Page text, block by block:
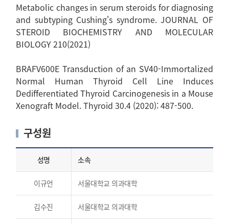
Metabolic changes in serum steroids for diagnosing
and subtyping Cushing's syndrome. JOURNAL OF
STEROID BIOCHEMISTRY AND MOLECULAR
BIOLOGY 210(2021)
BRAFV600E Transduction of an SV40-Immortalized
Normal Human Thyroid Cell Line Induces
Dedifferentiated Thyroid Carcinogenesis in a Mouse
Xenograft Model. Thyroid 30.4 (2020): 487-500.
구성원
성명 소속
이규언 서울대학교 의과대학
김수진 서울대학교 의과대학